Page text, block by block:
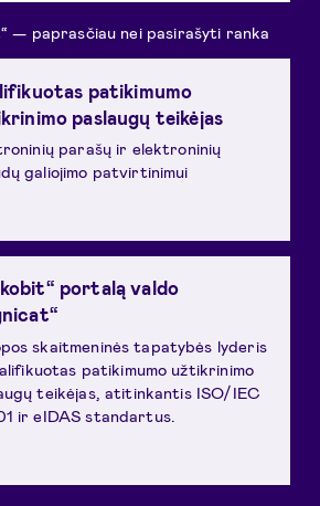
— paprasčiau nei pasirašyti ranka
patikimumo
paslaugų teikėjas
parašų ir elektroninių
galiojimo patvirtinimui
portalą valdo
skaitmeninės tapatybės lyderis
patikimumo užtikrinimo
teikėjas, atitinkantis ISO/IEC
ir eIDAS standartus.